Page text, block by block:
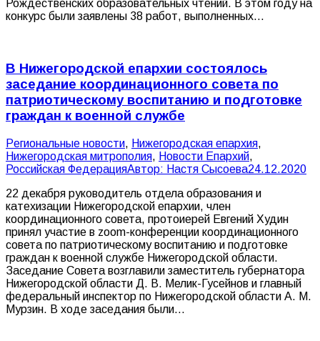
Рождественских образовательных чтений. В этом году на
конкурс были заявлены 38 работ, выполненных…
В Нижегородской епархии состоялось
заседание координационного совета по
патриотическому воспитанию и подготовке
граждан к военной службе
Pегиональные новости, Нижегородская епархия,
Нижегородская митрополия, Новости Епархий,
Российская ФедерацияАвтор: Настя Сысоева24.12.2020
22 декабря руководитель отдела образования и
катехизации Нижегородской епархии, член
координационного совета, протоиерей Евгений Худин
принял участие в zoom-конференции координационного
совета по патриотическому воспитанию и подготовке
граждан к военной службе Нижегородской области.
Заседание Совета возглавили заместитель губернатора
Нижегородской области Д. В. Мелик-Гусейнов и главный
федеральный инспектор по Нижегородской области А. М.
Мурзин. В ходе заседания были…